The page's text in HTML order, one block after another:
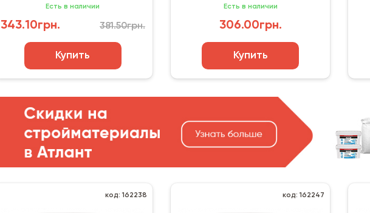
Есть в наличии
343.10грн. 381.50грн.
Купить
Есть в наличии
306.00грн.
Купить
код: 162238 код: 162247